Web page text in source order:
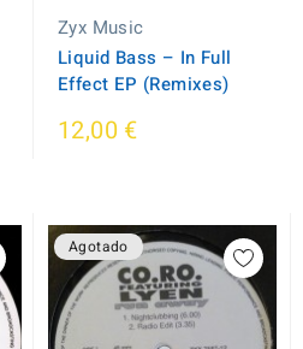
Zyx Music
Liquid Bass ‎– In Full
Effect EP (Remixes)
12,00 €
Agotado